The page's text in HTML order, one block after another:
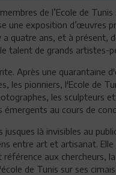
de l’Ecole de
une exposition d’œuvres
quatre ans, et à présent,
talent de grands artistes-
Après une quarantaine
les pionniers, l'Ecole de
les sculpteurs
au cours de
jusques là invisibles au
entre art et artisanat.
aux chercheurs,
de Tunis sur ses